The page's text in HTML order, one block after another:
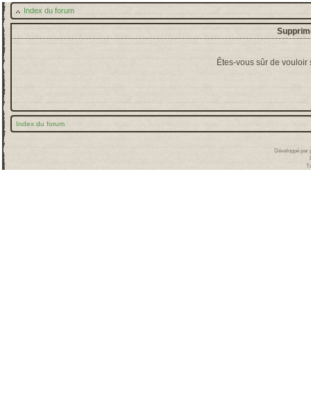
Index du forum
Êtes-vous sûr de
Index du forum
Développé par